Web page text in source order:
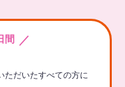
間 ／
ただいたすべての方に